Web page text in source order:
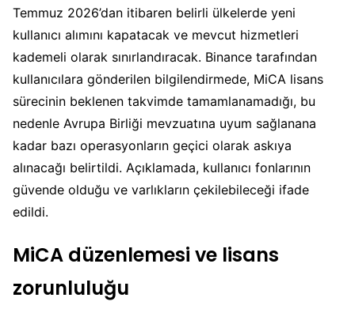
Temmuz 2026’dan itibaren belirli ülkelerde yeni
kullanıcı alımını kapatacak ve mevcut hizmetleri
kademeli olarak sınırlandıracak. Binance tarafından
kullanıcılara gönderilen bilgilendirmede, MiCA lisans
sürecinin beklenen takvimde tamamlanamadığı, bu
nedenle Avrupa Birliği mevzuatına uyum sağlanana
kadar bazı operasyonların geçici olarak askıya
alınacağı belirtildi. Açıklamada, kullanıcı fonlarının
güvende olduğu ve varlıkların çekilebileceği ifade
edildi.
MiCA düzenlemesi ve lisans
zorunluluğu